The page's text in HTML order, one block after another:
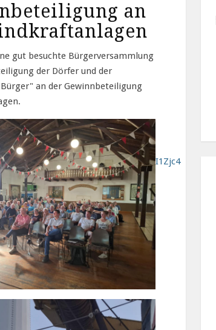
an
gut besuchte Bürgerversammlung
der Dörfer und der
an der Gewinnbeteiligung